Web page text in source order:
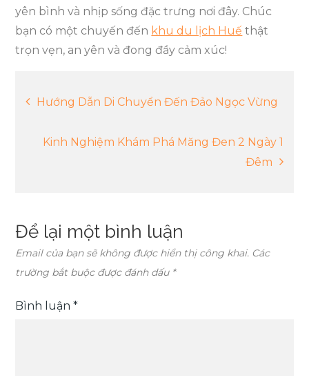
yên bình và nhịp sống đặc trưng nơi đây. Chúc
bạn có một chuyến đến khu du lịch Huế thật
trọn vẹn, an yên và đong đầy cảm xúc!
Điều
hướng
Hướng Dẫn Di Chuyển Đến Đảo Ngọc Vừng
Kinh Nghiệm Khám Phá Măng Đen 2 Ngày 1
Đêm
Để lại một bình luận
Email của bạn sẽ không được hiển thị công khai. Các
trường bắt buộc được đánh dấu *
Bình luận*